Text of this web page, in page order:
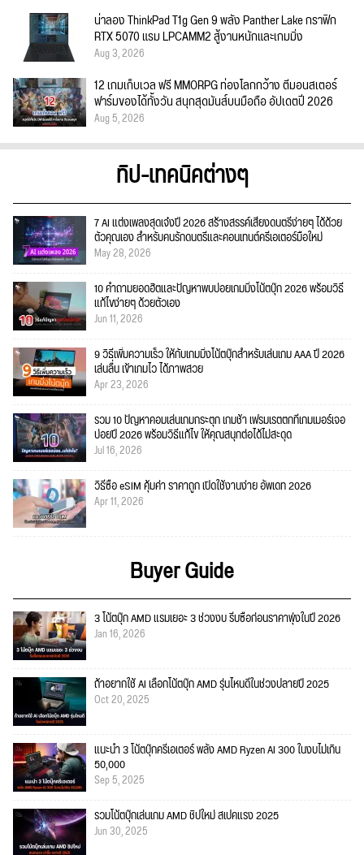
น่าลอง ThinkPad T1g Gen 9 พลัง Panther Lake กราฟิก
RTX 5070 แรม LPCAMM2 สู้งานหนักและเกมมิ่ง
Aug 3, 2026
12 เกมเก็บเวล ฟรี MMORPG ท่องโลกกว้าง ตีมอนสเตอร์
ฟาร์มของได้ทั้งวัน สนุกสุดมันส์บนมือถือ อัปเดตปี 2026
Aug 5, 2026
ทิป-เทคนิคต่างๆ
7 AI แต่งเพลงสุดเจ๋งปี 2026 สร้างสรรค์เสียงดนตรีง่ายๆ ได้ด้วย
ตัวคุณเอง สำหรับคนรักดนตรีและคอนเทนต์ครีเอเตอร์มือใหม่
May 28, 2026
10 คำถามยอดฮิตและปัญหาพบบ่อยเกมมิ่งโน้ตบุ๊ก 2026 พร้อมวิธี
แก้ไขง่ายๆ ด้วยตัวเอง
Jun 11, 2026
9 วิธีเพิ่มความเร็ว ให้กับเกมมิ่งโน้ตบุ๊กสำหรับเล่นเกม AAA ปี 2026
เล่นลื่น เข้าเกมไว ได้ภาพสวย
Apr 23, 2026
รวม 10 ปัญหาคอมเล่นเกมกระตุก เกมช้า เฟรมเรตตกที่เกมเมอร์เจอ
บ่อยปี 2026 พร้อมวิธีแก้ไข ให้คุณสนุกต่อได้ไม่สะดุด
Jul 16, 2026
วิธีซื้อ eSIM คุ้มค่า ราคาถูก เปิดใช้งานง่าย อัพเดท 2026
Apr 11, 2026
Buyer Guide
3 โน้ตบุ๊ก AMD แรมเยอะ 3 ช่วงงบ รีบซื้อก่อนราคาพุ่งในปี 2026
Jan 16, 2026
ถ้าอยากใช้ AI เลือกโน้ตบุ๊ก AMD รุ่นไหนดีในช่วงปลายปี 2025
Oct 20, 2025
แนะนำ 3 โน้ตบุ๊กครีเอเตอร์ พลัง AMD Ryzen AI 300 ในงบไม่เกิน
50,000
Sep 5, 2025
รวมโน้ตบุ๊กเล่นเกม AMD ชิปใหม่ สเปคแรง 2025
Jun 30, 2025